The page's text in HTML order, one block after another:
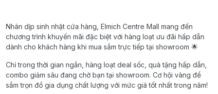
Nhân dịp sinh nhật cửa hàng, Elmich Centre Mall mang đến
chương trình khuyến mãi đặc biệt với hàng loạt ưu đãi hấp dẫn
dành cho khách hàng khi mua sắm trực tiếp tại showroom 🌟
Chỉ trong thời gian ngắn, hàng loạt deal sốc, quà tặng hấp dẫn,
combo giảm sâu đang chờ bạn tại showroom. Cơ hội vàng để
sắm trọn đồ gia dụng chất lượng với mức giá tốt nhất trong năm!